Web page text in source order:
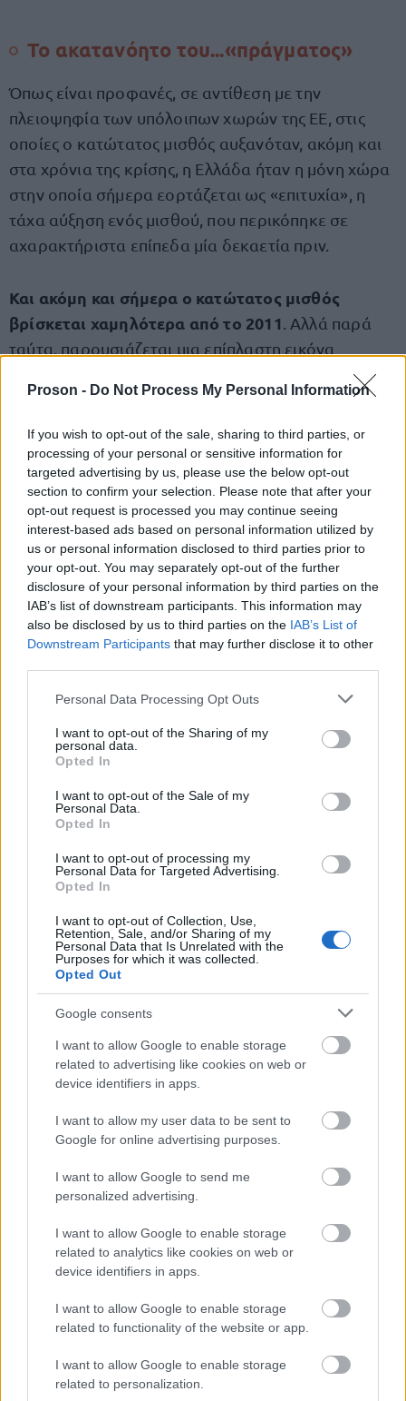
Proson - Do Not Process My Personal Information
If you wish to opt-out of the sale, sharing to third parties, or
processing of your personal or sensitive information for
targeted advertising by us, please use the below opt-out
section to confirm your selection. Please note that after your
opt-out request is processed you may continue seeing
interest-based ads based on personal information utilized by
us or personal information disclosed to third parties prior to
your opt-out. You may separately opt-out of the further
disclosure of your personal information by third parties on the
IAB’s list of downstream participants. This information may
also be disclosed by us to third parties on the IAB’s List of
Downstream Participants that may further disclose it to other
Please note that this website/app uses one or more Google
not limited to your visit or usage behaviour. You may click to
grant or deny consent to Google and its third-party tags to
use your data for below specified purposes in below Google
consent section.
Personal Data Processing Opt Outs
I want to opt-out of the Sharing of my
personal data.
Opted In
I want to opt-out of the Sale of my
Personal Data.
Opted In
I want to opt-out of processing my
Personal Data for Targeted Advertising.
Opted In
I want to opt-out of Collection, Use,
Retention, Sale, and/or Sharing of my
Personal Data that Is Unrelated with the
Purposes for which it was collected.
Opted Out
Google consents
I want to allow Google to enable storage
related to advertising like cookies on web or
device identifiers in apps.
I want to allow my user data to be sent to
Google for online advertising purposes.
I want to allow Google to send me
personalized advertising.
I want to allow Google to enable storage
related to analytics like cookies on web or
device identifiers in apps.
I want to allow Google to enable storage
related to functionality of the website or app.
I want to allow Google to enable storage
related to personalization.
Το ακατανόητο του...«πράγματος»
Όπως είναι προφανές, σε αντίθεση με την
πλειοψηφία των υπόλοιπων χωρών της ΕΕ, στις
οποίες ο κατώτατος μισθός αυξανόταν, ακόμη και
στα χρόνια της κρίσης, η Ελλάδα ήταν η μόνη χώρα
στην οποία σήμερα εορτάζεται ως «επιτυχία», η
τάχα αύξηση ενός μισθού, που περικόπηκε σε
αχαρακτήριστα επίπεδα μία δεκαετία πριν.
Και ακόμη και σήμερα ο κατώτατος μισθός
βρίσκεται χαμηλότερα από το 2011 . Αλλά παρά
ταύτα, παρουσιάζεται μια επίπλαστη εικόνα
επιτυχίας, ανάπτυξης από οιονδήποτε ανέβηκε στην
εξουσία όλα τα τελευταία χρόνια.
Πληθωρισμός
Και φυσικά, πώς θα μπορούσε να μείνει απέξω το
part 2 της mini series τρόμου που λέγεται
«Ελληνική Ανάπτυξη» και συνοδεύεται από τον όρο
«Πληθωρισμός».
Στα επίπεδα αύξησης του 10.2% για τον μήνα
και με κατώτατο μισθό τα
το 2010, η αγοραστική δύναμη των πολιτών έχει
κατακρεουργηθεί.
πόλεμος και ότι ο πληθωρισμός συνιστά παγκόσμιο
φαινόμενο. Βεβαίως. Ελληνικό φαινόμενο όμως
συνιστά η κατρακύλα των μισθών που δεν
προσεγγίζουν σε τίποτα τα επίπεδα του
πληθωρισμού στο σήμερα.
Ποια επιτυχία;
Όταν ο μισθός στις αρχές του 2000 ήταν
πραγματικά και καθαρά υψηλότερος από σήμερα;
Ποια ανάπτυξη όταν με 612 ευρώ καθαρά και με
πληθωρισμό επί μακρών σε αυξητικές τάσεις, στον
οποίον περιλαμβάνονται και οι υπερ-αυξημένες
τιμές στο ρεύμα και στην ενέργεια, η πλειοψηφία
του κόσμου δεν μπορεί να ανταπεξέλθει στις
«υποχρεώσεις» της, που και οι ίδιες υποχρεώσεις
Τελικά ανέβηκε ο μισθός; Μειώθηκε η ανεργία;
ερωτήματα αυτά τι απάντηση δίνει για τον
ανεργίας;